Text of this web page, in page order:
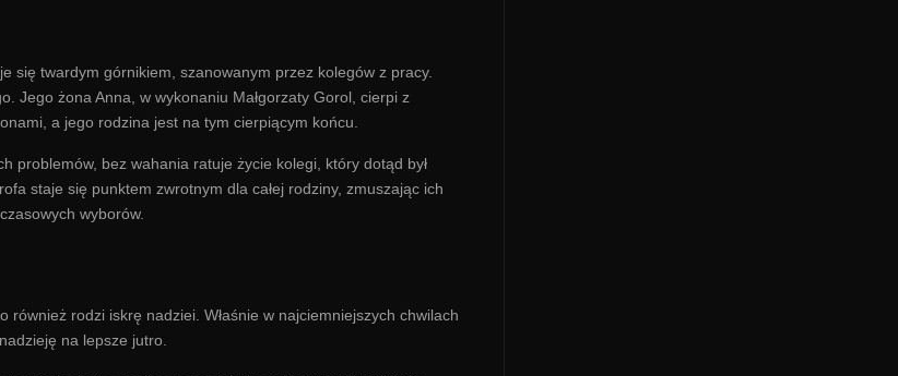
się twardym górnikiem, szanowanym przez kolegów z pracy.
Jego żona Anna, w wykonaniu Małgorzaty Gorol, cierpi z
a jego rodzina jest na tym cierpiącym końcu.
problemów, bez wahania ratuje życie kolegi, który dotąd był
staje się punktem zwrotnym dla całej rodziny, zmuszając ich
wyborów.
rodzi iskrę nadziei. Właśnie w najciemniejszych chwilach
na lepsze jutro.